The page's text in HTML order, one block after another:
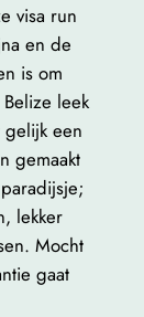
visa run
en de
is om
leek
een
gemaakt
lekker
Mocht
gaat